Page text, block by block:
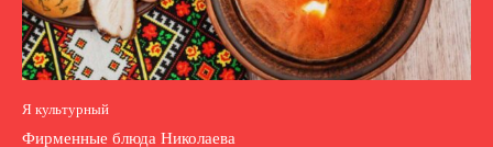
Я культурный
Фирменные блюда Николаева